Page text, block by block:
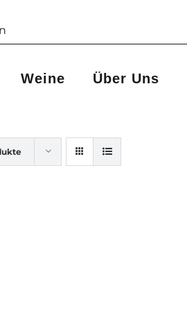
Weine Über Uns